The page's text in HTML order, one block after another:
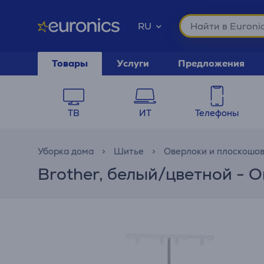
RU
Товары Услуги Предложения
ТВ ИТ Телефоны
Уборка дома Шитье Оверлоки и
Brother, белый/цветной -